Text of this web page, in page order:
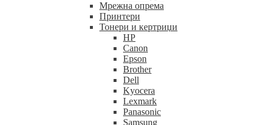
Мрежна опрема
Принтери
Тонери и кертриџи
HP
Canon
Epson
Brother
Dell
Kyocera
Lexmark
Panasonic
Samsung